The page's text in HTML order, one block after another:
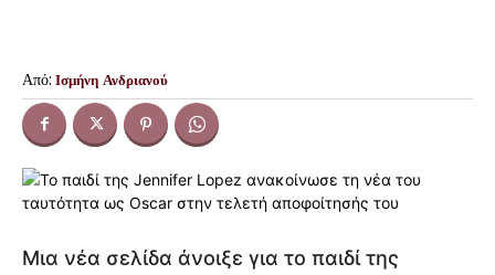
Από: Ισμήνη Ανδριανού
Μια νέα σελίδα άνοιξε για το παιδί της